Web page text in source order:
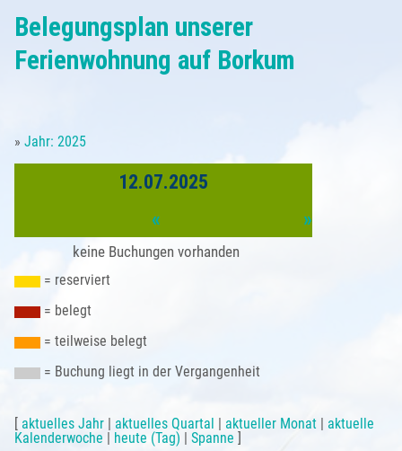
Saison & Preise
Anreise
Unsere Borkum-Tipps
Borkum Wetter
Borkum - Ortsansichten
Türme und Seezeichen
Alte Inselansichten
Anfrageformular
Kleingedrucktes
Impressum
Datenschutzerklärung
Partner
Belegungsplan unserer
Ferienwohnung auf Borkum
»Jahr: 2025
12.07.2025
«
»
keine Buchungen vorhanden
= reserviert
= belegt
= teilweise belegt
= Buchung liegt in der Vergangenheit
aktuelles Jahr aktuelles Quartal aktueller Monat
aktuelle
Kalenderwoche
heute (Tag) |Spanne ]